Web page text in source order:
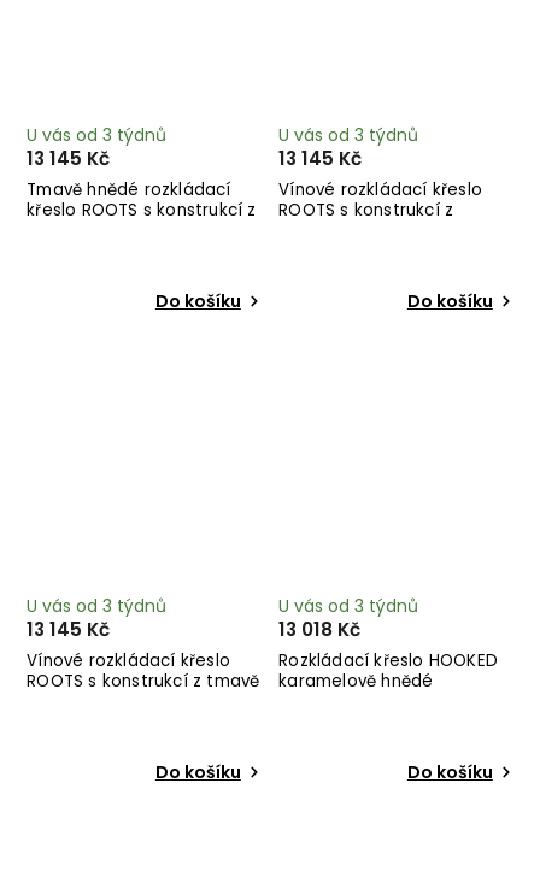
Tmavě hnědé rozkládací
křeslo ROOTS s konstrukcí z
U vás od 3 týdnů
13 145 Kč
Do košíku
Vínové rozkládací křeslo
ROOTS s konstrukcí z
U vás od 3 týdnů
13 145 Kč
Do košíku
Vínové rozkládací křeslo
ROOTS s konstrukcí z tmavě
U vás od 3 týdnů
13 145 Kč
Do košíku
Rozkládací křeslo HOOKED
karamelově hnědé
U vás od 3 týdnů
13 018 Kč
Do košíku